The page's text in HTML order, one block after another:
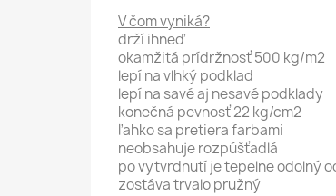
V čom vyniká?
drží ihneď
okamžitá prídržnosť 500 kg/m2
lepí na vlhký podklad
lepí na savé aj nesavé podklady
konečná pevnosť 22 kg/cm2
ľahko sa pretiera farbami
neobsahuje rozpúšťadlá
po vytvrdnutí je tepelne odolný
zostáva trvalo pružný